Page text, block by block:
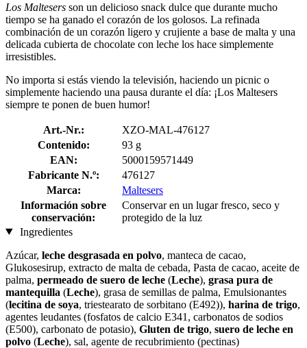
Los Maltesers son un delicioso snack dulce que durante mucho
tiempo se ha ganado el corazón de los golosos. La refinada
combinación de un corazón ligero y crujiente a base de malta y una
delicada cubierta de chocolate con leche los hace simplemente
irresistibles.
No importa si estás viendo la televisión, haciendo un picnic o
simplemente haciendo una pausa durante el día: ¡Los Maltesers
siempre te ponen de buen humor!
Art.-Nr.:
XZO-MAL-476127
Contenido:
93 g
EAN:
5000159571449
Fabricante N.º:
476127
Marca:
Maltesers
Información sobre
conservación:
Conservar en un lugar fresco, seco y
protegido de la luz
Ingredientes
Azúcar, leche desgrasada en polvo, manteca de cacao,
Glukosesirup, extracto de malta de cebada, Pasta de cacao, aceite de
palma, permeado de suero de leche (Leche), grasa pura de
mantequilla (Leche), grasa de semillas de palma, Emulsionantes
(lecitina de soya, triestearato de sorbitano (E492)), harina de trigo,
agentes leudantes (fosfatos de calcio E341, carbonatos de sodios
(E500), carbonato de potasio), Gluten de trigo, suero de leche en
polvo (Leche), sal, agente de recubrimiento (pectinas)